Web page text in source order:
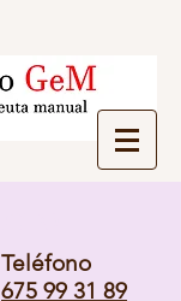
Teléfono
675 99 31 89